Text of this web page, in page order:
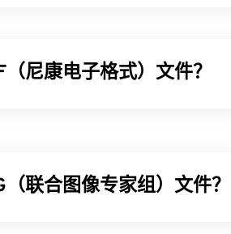
尼康电子格式）文件？
文件？
联合图像专家组）文件？